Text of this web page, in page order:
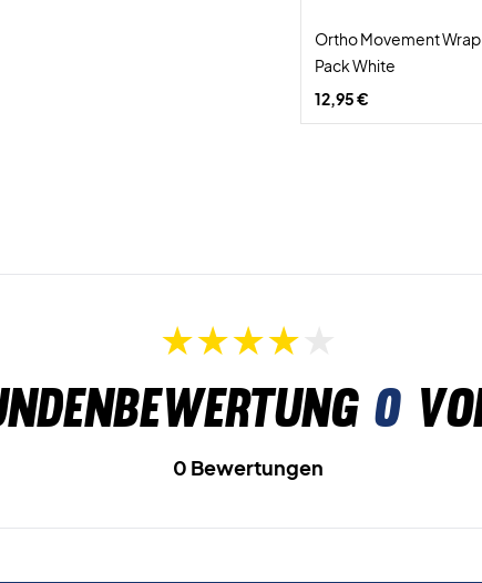
Ortho Movement
Pack White
12,95 €
0
0 Bewertungen